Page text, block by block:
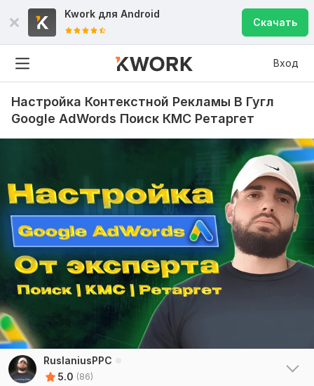
Kwork для Android
Скачать
Вход
Настройка Контекстной Рекламы В Гугл
Google AdWords Поиск КМС Ретаргет
RuslaniusPPC
5.0 (86)